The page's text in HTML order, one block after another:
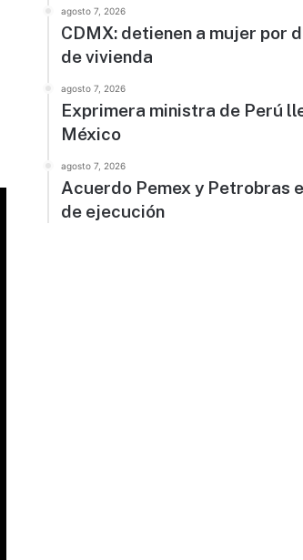
agosto 7, 2026
CDMX: detienen a mujer por
de vivienda
agosto 7, 2026
Exprimera ministra de Perú
México
agosto 7, 2026
Acuerdo Pemex y Petrobras
de ejecución